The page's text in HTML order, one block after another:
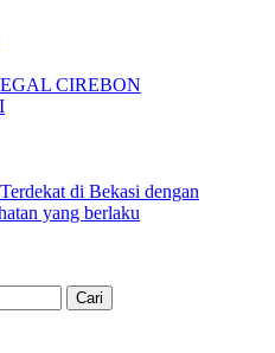
CIREBON
di Bekasi dengan
yang berlaku